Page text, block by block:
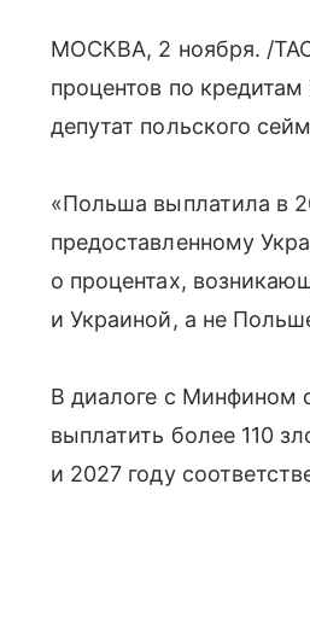
МОСКВА, 2 ноября. /
процентов по
депутат польского
«Польша выплатила в
предоставленному
о процентах,
и Украиной, а не
В диалоге с Минфином
выплатить более 110
и 2027 году